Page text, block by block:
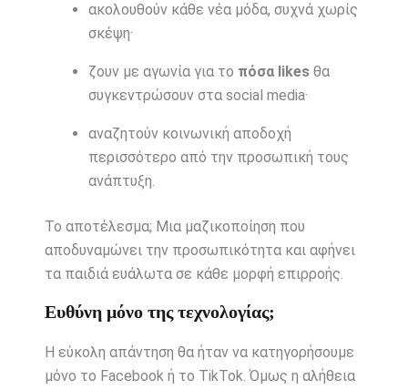
ακολουθούν κάθε νέα μόδα, συχνά χωρίς
σκέψη·
ζουν με αγωνία για το πόσα likesθα
συγκεντρώσουν στα social media·
αναζητούν κοινωνική αποδοχή
περισσότερο από την προσωπική τους
ανάπτυξη.
Το αποτέλεσμα; Μια μαζικοποίηση που
αποδυναμώνει την προσωπικότητα και αφήνει
τα παιδιά ευάλωτα σε κάθε μορφή επιρροής.
Ευθύνη μόνο της τεχνολογίας;
Η εύκολη απάντηση θα ήταν να κατηγορήσουμε
μόνο το Facebook ή το TikTok. Όμως η αλήθεια